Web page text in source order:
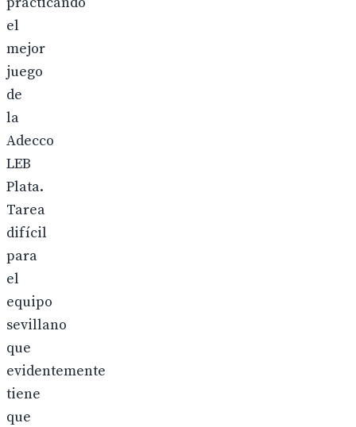
el
mejor
juego
de
la
Adecco
LEB
Plata.
Tarea
difícil
para
el
equipo
sevillano
que
evidentemente
tiene
que